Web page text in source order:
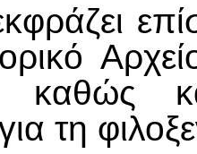
καθώς
τη